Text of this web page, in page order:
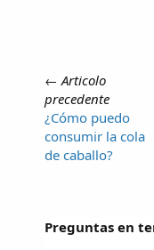
← Articolo
precedente
¿Cómo puedo
consumir la cola
de caballo?
Preguntas en